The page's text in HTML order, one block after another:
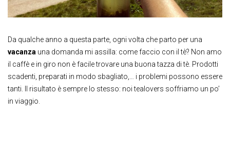
Da qualche anno a questa parte, ogni volta che parto per una
vacanza una domanda mi assilla: come faccio con il tè? Non amo
il caffè e in giro non è facile trovare una buona tazza di tè. Prodotti
scadenti, preparati in modo sbagliato,… i problemi possono essere
tanti. Il risultato è sempre lo stesso: noi tealovers soffriamo un po’
in viaggio.